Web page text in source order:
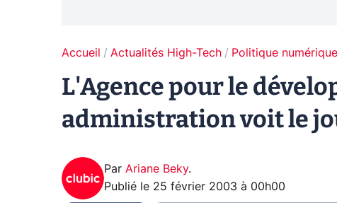
Accueil Actualités High-Tech Politique numérique
L'Agence pour le
administration voit le
Par Ariane Beky.
Publié le 25 février 2003 à 00h00